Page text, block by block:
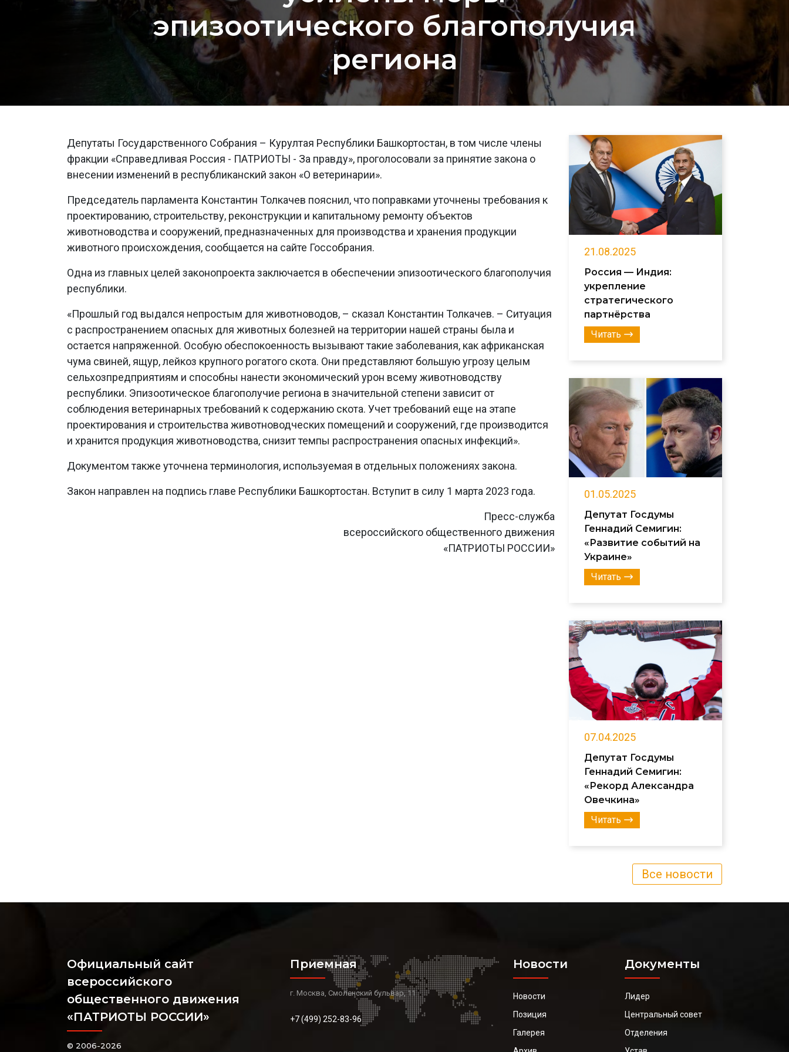
эпизоотического благополучия
региона
Депутаты Государственного Собрания – Курултая Республики Башкортостан, в том числе члены
фракции «Справедливая Россия - ПАТРИОТЫ - За правду», проголосовали за принятие закона о
внесении изменений в республиканский закон «О ветеринарии».
Председатель парламента Константин Толкачев пояснил, что поправками уточнены требования к
проектированию, строительству, реконструкции и капитальному ремонту объектов
животноводства и сооружений, предназначенных для производства и хранения продукции
животного происхождения, сообщается на сайте Госсобрания.
Одна из главных целей законопроекта заключается в обеспечении эпизоотического благополучия
республики.
«Прошлый год выдался непростым для животноводов, – сказал Константин Толкачев. – Ситуация
с распространением опасных для животных болезней на территории нашей страны была и
остается напряженной. Особую обеспокоенность вызывают такие заболевания, как африканская
чума свиней, ящур, лейкоз крупного рогатого скота. Они представляют большую угрозу целым
сельхозпредприятиям и способны нанести экономический урон всему животноводству
республики. Эпизоотическое благополучие региона в значительной степени зависит от
соблюдения ветеринарных требований к содержанию скота. Учет требований еще на этапе
проектирования и строительства животноводческих помещений и сооружений, где производится
и хранится продукция животноводства, снизит темпы распространения опасных инфекций».
Документом также уточнена терминология, используемая в отдельных положениях закона.
Закон направлен на подпись главе Республики Башкортостан. Вступит в силу 1 марта 2023 года.
Пресс-служба
всероссийского общественного движения
«ПАТРИОТЫ РОССИИ»
21.08.2025
Россия — Индия:
укрепление
стратегического
партнёрства
Читать
01.05.2025
Депутат Госдумы
Геннадий Семигин:
«Развитие событий на
Украине»
Читать
07.04.2025
Депутат Госдумы
Геннадий Семигин:
«Рекорд Александра
Овечкина»
Читать
Все новости
Официальный сайт
всероссийского
общественного движения
«ПАТРИОТЫ РОССИИ»
© 2006-2026
Приемная
г. Москва, Смоленский бульвар, 11
+7 (499) 252-83-96
Новости
Новости
Позиция
Галерея
Документы
Лидер
Центральный совет
Отделения